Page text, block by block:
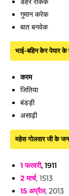
गुमान करेक
बात बनवेक
भाई-बहिन केर पेयार
करम
जितिया
बंडड़ी
असाढ़ी
महेस गोलवार जी के
1 फरवरी, 1911
2 मार्च, 1513
15 अप्रैल, 2013